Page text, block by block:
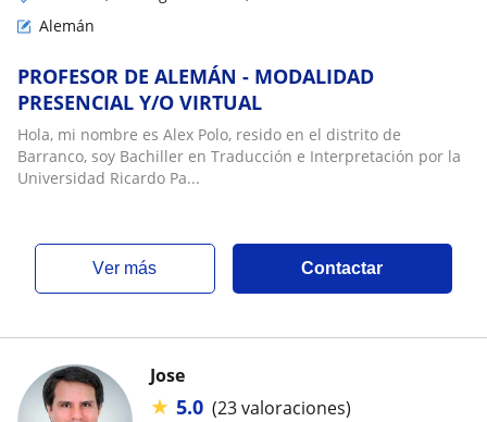
Alemán
PROFESOR DE ALEMÁN - MODALIDAD
PRESENCIAL Y/O VIRTUAL
Hola, mi nombre es Alex Polo, resido en el distrito de
Barranco, soy Bachiller en Traducción e Interpretación por la
Universidad Ricardo Pa...
ver más Contactar
Jose
★ 5.0 (23 valoraciones)